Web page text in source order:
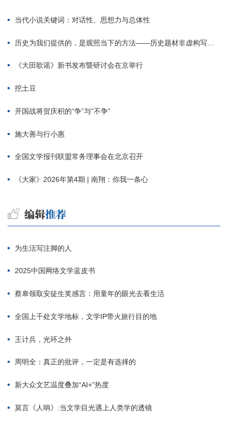
当代小说关键词：对话性、思想力与总体性
历史为我们提供的，是观照当下的方法——历史题材非虚构写作多人谈
《大田歌谣》新书发布暨研讨会在京举行
挖土豆
开国战将贺庆积的“争”与“不争”
施大善与行小惠
全国文学报刊联盟常务理事会在北京召开
《大家》2026年第4期 | 南翔：你我一条心
为生活写注脚的人
2025中国网络文学蓝皮书
蔡皋领取安徒生奖感言：用童年的眼光去看生活
全国上千处文学地标，文学IP带火旅行目的地
王计兵，光环之外
周明全：真正的批评，一定是有选择的
新大众文艺温度叠加“AI+”热度
莫言《人呐》:当文学目光遇上人类学的透镜